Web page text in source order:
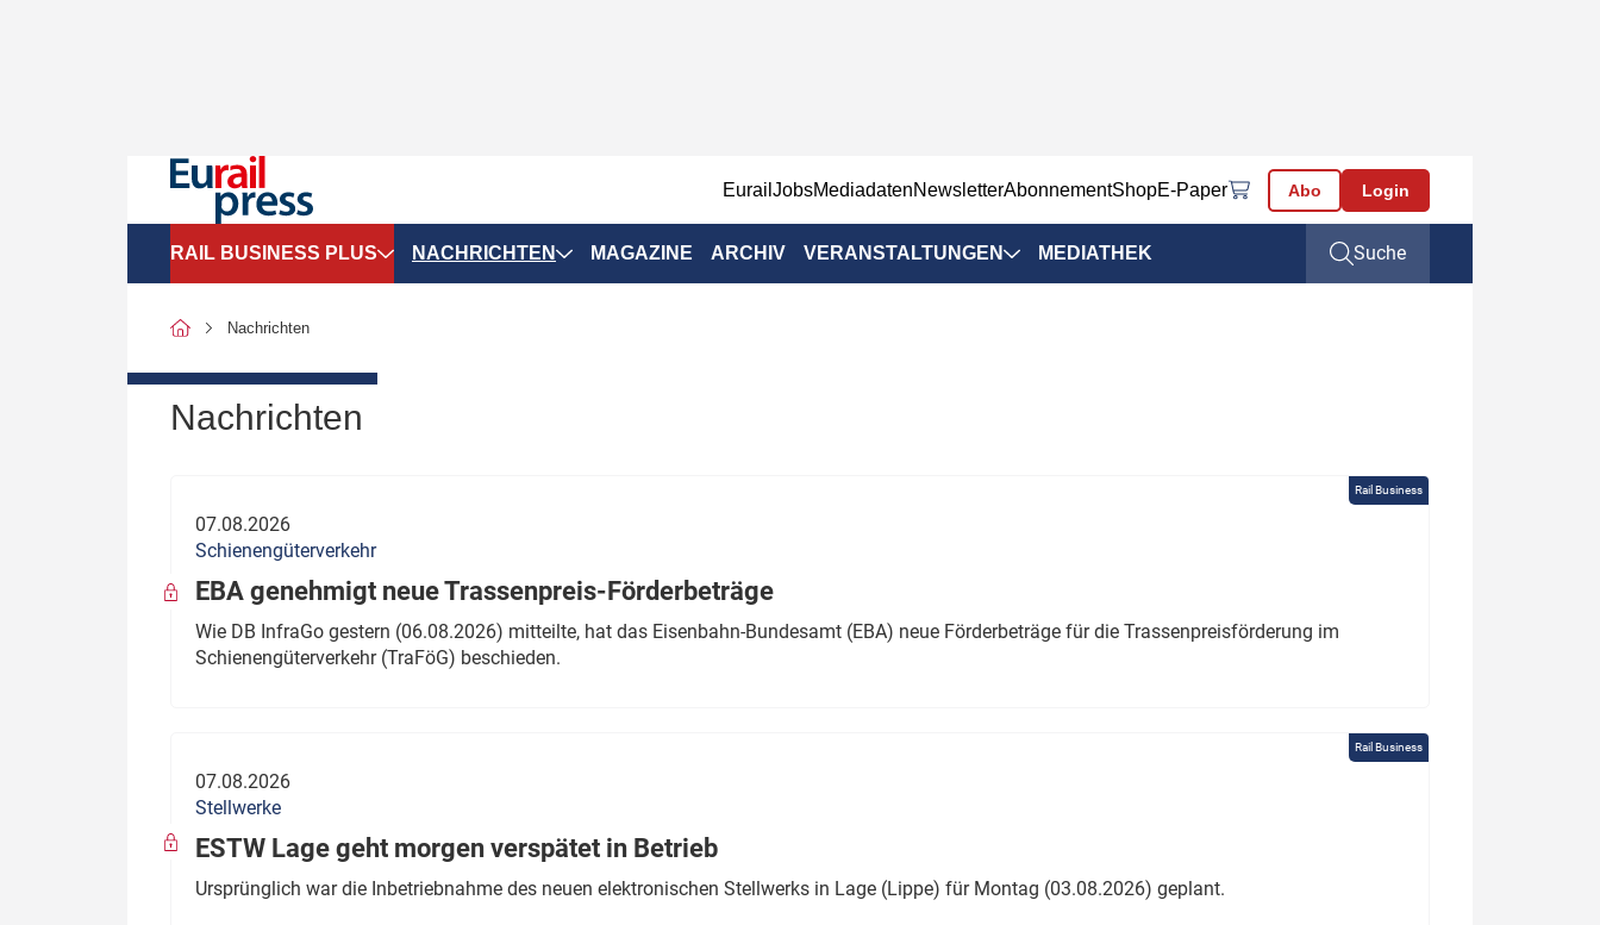
EurailJobsMediadatenNewsletterAbonnementShopE-Paper Abo Login
RAIL BUSINESS PLUS
SPNV-Marktdaten
Politik
Verbände: Wer spricht für
wen?
Thema des Monats
Dossier: Generalsanierung
Dossier: ETCS
NACHRICHTEN
Infrastruktur & Ausrüstung
ÖPNV
MAGAZINE ARCHIV VERANSTALTUNGEN MEDIATHEK Suche
Nachrichten
Nachrichten
Rail Business
07.08.2026
Schienengüterverkehr
EBA genehmigt neue Trassenpreis-Förderbeträge
Wie DB InfraGo gestern (06.08.2026) mitteilte, hat das Eisenbahn-Bundesamt (EBA) neue Förderbeträge für die Trassenpreisförderung im
Schienengüterverkehr (TraFöG) beschieden.
Rail Business
07.08.2026
Stellwerke
ESTW Lage geht morgen verspätet in Betrieb
Ursprünglich war die Inbetriebnahme des neuen elektronischen Stellwerks in Lage (Lippe) für Montag (03.08.2026) geplant.